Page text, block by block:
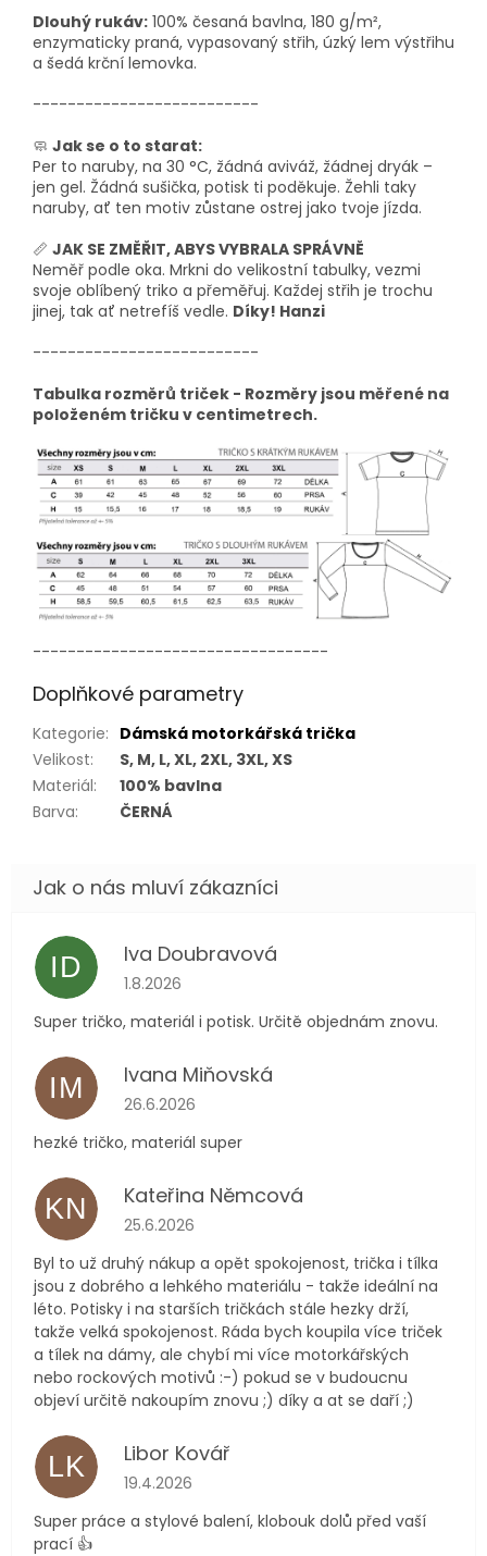
Dlouhý rukáv: 100% česaná bavlna, 180 g/m²,
enzymaticky praná, vypasovaný střih, úzký lem výstřihu
a šedá krční lemovka.
--------------------------
🧼 Jak se o to starat:
Per to naruby, na 30 °C, žádná aviváž, žádnej dryák –
jen gel. Žádná sušička, potisk ti poděkuje. Žehli taky
naruby, ať ten motiv zůstane ostrej jako tvoje jízda.
📏 JAK SE ZMĚŘIT, ABYS VYBRALA SPRÁVNĚ
Neměř podle oka. Mrkni do velikostní tabulky, vezmi
svoje oblíbený triko a přeměřuj. Každej střih je trochu
jinej, tak ať netrefíš vedle. Díky! Hanzi
--------------------------
Tabulka rozměrů triček - Rozměry jsou měřené na
položeném tričku v centimetrech.
----------------------------------
Doplňkové parametry
Kategorie: Dámská motorkářská trička
Velikost:
S, M, L, XL, 2XL, 3XL, XS
Materiál:
100% bavlna
Barva: ČERNÁ
ID Iva Doubravová
Hodnocení obchodu je 5 z 5 hvězdiček.
1.8.2026
Super tričko, materiál i potisk. Určitě objednám znovu.
IM Ivana Miňovská
Hodnocení obchodu je 5 z 5 hvězdiček.
26.6.2026
hezké tričko, materiál super
KN Kateřina Němcová
Hodnocení obchodu je 5 z 5 hvězdiček.
25.6.2026
Byl to už druhý nákup a opět spokojenost, trička i tílka
jsou z dobrého a lehkého materiálu - takže ideální na
léto. Potisky i na starších tričkách stále hezky drží,
takže velká spokojenost. Ráda bych koupila více triček
a tílek na dámy, ale chybí mi více motorkářských
nebo rockových motivů :-) pokud se v budoucnu
objeví určitě nakoupím znovu ;) díky a at se daří ;)
LK Libor Kovář
Hodnocení obchodu je 5 z 5 hvězdiček.
19.4.2026
Super práce a stylové balení, klobouk dolů před vaší
prací 👍